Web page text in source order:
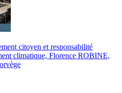
citoyen et responsabilité
climatique, Florence ROBINE,